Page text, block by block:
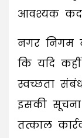
आवश्यक
नगर निगम
कि यदि
स्वच्छता
इसकी
तत्काल